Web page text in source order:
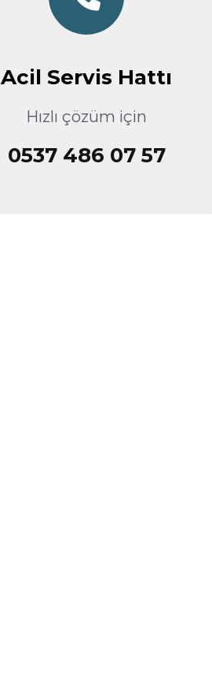
Acil Servis Hattı
Hızlı çözüm için
0537 486 07 57